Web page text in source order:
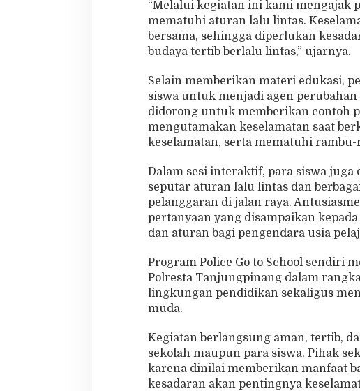
“Melalui kegiatan ini kami mengajak
mematuhi aturan lalu lintas.
bersama, sehingga diperlukan
budaya tertib berlalu lintas,” ujarnya.
Selain memberikan materi edukasi,
siswa untuk menjadi agen
didorong untuk memberikan contoh
mengutamakan keselamatan saat
keselamatan, serta mematuhi
Dalam sesi interaktif, para siswa
seputar aturan lalu lintas dan
pelanggaran di jalan raya.
pertanyaan yang disampaikan
dan aturan bagi pengendara usia
Program Police Go to School sendiri
Polresta Tanjungpinang dalam
lingkungan pendidikan sekaligus
muda.
Kegiatan berlangsung aman, tertib,
sekolah maupun para siswa. Pihak
karena dinilai memberikan manfaat
kesadaran akan pentingnya